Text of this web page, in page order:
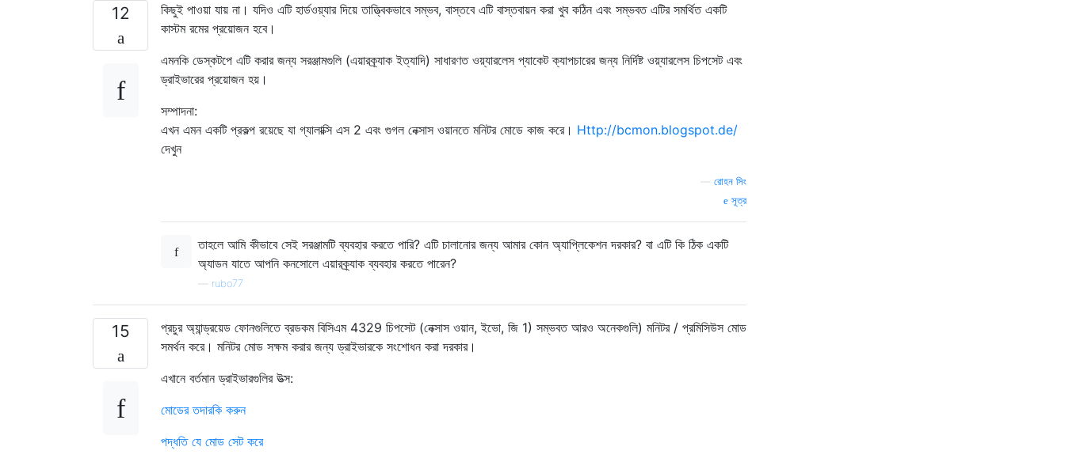
12
কিছুই পাওয়া যায় না। যদিও এটি হার্ডওয়্যার দিয়ে তাত্ত্বিকভাবে সম্ভব, বাস্তবে এটি বাস্তবায়ন করা খুব কঠিন এবং সম্ভবত এটির সমর্থিত একটি
কাস্টম রমের প্রয়োজন হবে।
এমনকি ডেস্কটপে এটি করার জন্য সরঞ্জামগুলি (এয়ারক্র্যাক ইত্যাদি) সাধারণত ওয়্যারলেস প্যাকেট ক্যাপচারের জন্য নির্দিষ্ট ওয়্যারলেস চিপসেট এবং
ড্রাইভারের প্রয়োজন হয়।
সম্পাদনা:
এখন এমন একটি প্রকল্প রয়েছে যা গ্যালাক্সি এস 2 এবং গুগল নেক্সাস ওয়ানতে মনিটর মোডে কাজ করে। Http://bcmon.blogspot.de/
দেখুন
রোহন সিং
সূত্র
তাহলে আমি কীভাবে সেই সরঞ্জামটি ব্যবহার করতে পারি? এটি চালানোর জন্য আমার কোন অ্যাপ্লিকেশন দরকার? বা এটি কি ঠিক একটি
অ্যাডন যাতে আপনি কনসোলে এয়ারক্র্যাক ব্যবহার করতে পারেন?
rubo77
15
প্রচুর অ্যান্ড্রয়েড ফোনগুলিতে ব্রডকম বিসিএম 4329 চিপসেট (নেক্সাস ওয়ান, ইভো, জি 1) সম্ভবত আরও অনেকগুলি) মনিটর / প্রমিসিউস মোড
সমর্থন করে। মনিটর মোড সক্ষম করার জন্য ড্রাইভারকে সংশোধন করা দরকার।
এখানে বর্তমান ড্রাইভারগুলির উত্স:
মোডের তদারকি করুন
পদ্ধতি যে মোড সেট করে